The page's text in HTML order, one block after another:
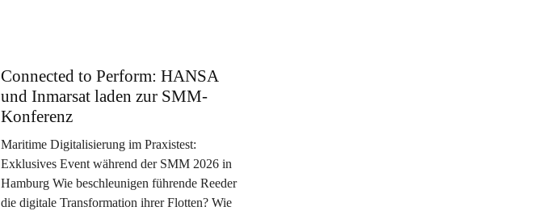
Connected to Perform: HANSA
und Inmarsat laden zur SMM-
Konferenz
Maritime Digitalisierung im Praxistest:
Exklusives Event während der SMM 2026 in
Hamburg Wie beschleunigen führende Reeder
die digitale Transformation ihrer Flotten? Wie